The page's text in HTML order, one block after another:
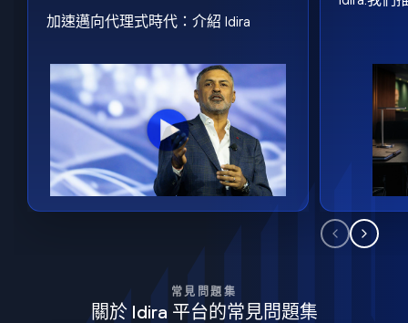
加速邁向代理式時代：介紹 Idira
常見問題集
關於 Idira 平台的常見問題集